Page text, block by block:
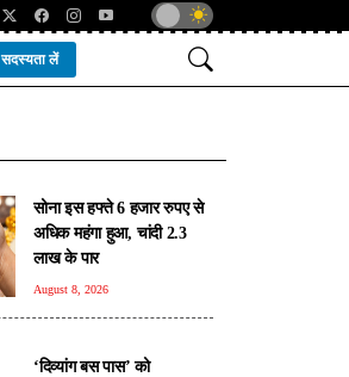
सदस्यता लें
सोना इस हफ्ते 6 हजार रुपए से
अधिक महंगा हुआ, चांदी 2.3
लाख के पार
August 8, 2026
‘दिव्यांग बस पास’ को